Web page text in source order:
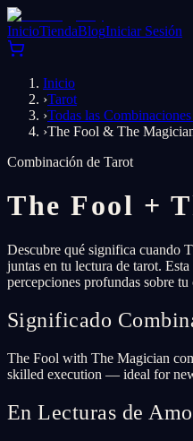
InicioTiendaBlogIniciar Sesión
Inicio
›Tarot
›Todas las
›The Fool & The
Combinación de Tarot
The Fool +
Descubre qué significa cuando
juntas en tu lectura de tarot.
percepciones profundas sobre tu
Significado
The Fool with The Magician
skilled execution — ideal for
En Lecturas de